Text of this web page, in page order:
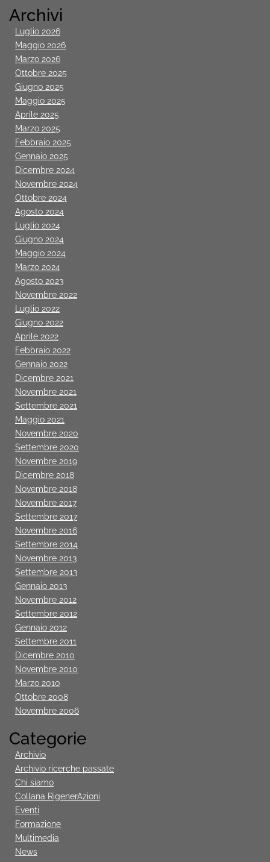
Archivi
Luglio 2026
Maggio 2026
Marzo 2026
Ottobre 2025
Giugno 2025
Maggio 2025
Aprile 2025
Marzo 2025
Febbraio 2025
Gennaio 2025
Dicembre 2024
Novembre 2024
Ottobre 2024
Agosto 2024
Luglio 2024
Giugno 2024
Maggio 2024
Marzo 2024
Agosto 2023
Novembre 2022
Luglio 2022
Giugno 2022
Aprile 2022
Febbraio 2022
Gennaio 2022
Dicembre 2021
Novembre 2021
Settembre 2021
Maggio 2021
Novembre 2020
Settembre 2020
Novembre 2019
Dicembre 2018
Novembre 2018
Novembre 2017
Settembre 2017
Novembre 2016
Settembre 2014
Novembre 2013
Settembre 2013
Gennaio 2013
Novembre 2012
Settembre 2012
Gennaio 2012
Settembre 2011
Dicembre 2010
Novembre 2010
Marzo 2010
Ottobre 2008
Novembre 2006
Categorie
Archivio
Archivio ricerche passate
Chi siamo
Collana RigenerAzioni
Eventi
Formazione
Multimedia
News